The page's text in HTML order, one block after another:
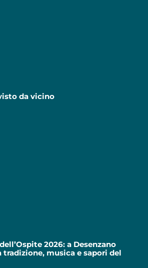
da vicino
2026: a Desenzano
musica e sapori del